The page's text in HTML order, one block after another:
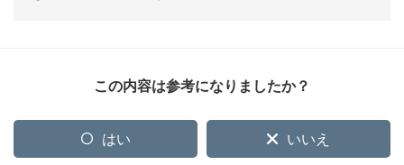
この内容は参考になりましたか？
はい いいえ